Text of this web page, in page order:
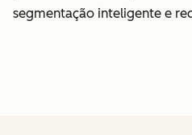
segmentação inteligente e